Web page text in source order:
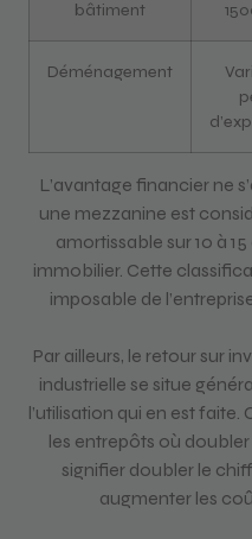
bâtiment
Déménagement
L’avantage financier ne
une mezzanine est
amortissable sur 10 à
immobilier. Cette
imposable de
Par ailleurs, le retour sur
industrielle se situe
l’utilisation qui en est faite.
les entrepôts où
signifier doubler le
augmenter les